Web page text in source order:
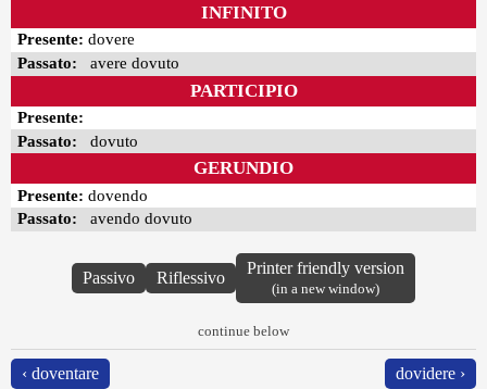
INFINITO
Presente: dovere
Passato: avere dovuto
PARTICIPIO
Presente:
Passato: dovuto
GERUNDIO
Presente: dovendo
Passato: avendo dovuto
Passivo Riflessivo
Printer friendly version
(in a new window)
continue below
‹ doventare dovidere ›